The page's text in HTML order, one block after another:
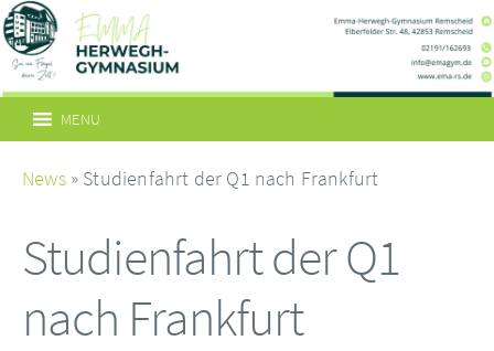
MENU
News» Studienfahrt der Q1 nach Frankfurt
Studienfahrt der Q1
nach Frankfurt